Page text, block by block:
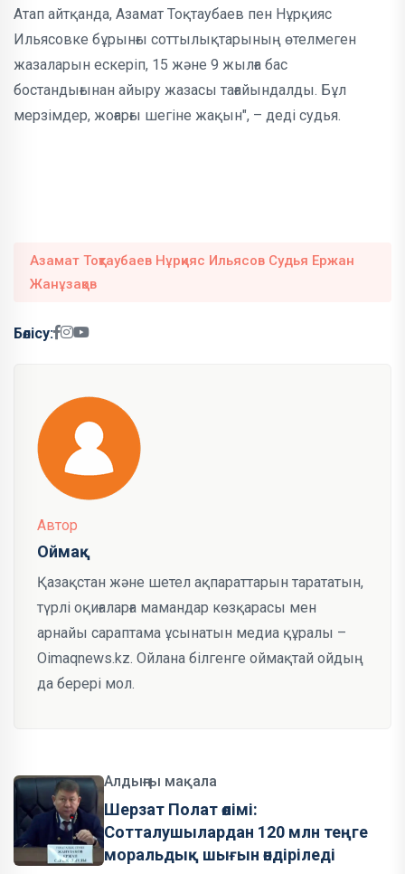
Атап айтқанда, Азамат Тоқтаубаев пен Нұрқияс
Ильясовке бұрынғы соттылықтарының өтелмеген
жазаларын ескеріп, 15 және 9 жылға бас
бостандығынан айыру жазасы тағайындалды. Бұл
мерзімдер, жоғарғы шегіне жақын", – деді судья.
Азамат Тоқтаубаев Нұрқияс Ильясов Судья Ержан
Жанұзақов
Бөлісу:
Автор
Оймақ
Қазақстан және шетел ақпараттарын тарататын,
түрлі оқиғаларға мамандар көзқарасы мен
арнайы сараптама ұсынатын медиа құралы –
Oimaqnews.kz. Ойлана білгенге оймақтай ойдың
да берері мол.
Алдыңғы мақала
Шерзат Полат өлімі:
Сотталушылардан 120 млн теңге
моральдық шығын өндіріледі